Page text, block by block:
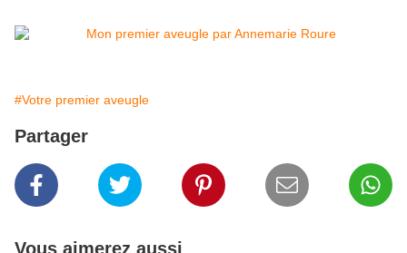
#Votre premier aveugle
Partager
Vous aimerez aussi